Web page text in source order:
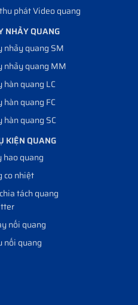
phát Video quang
NHẢY QUANG
nhảy quang SM
nhảy quang MM
hàn quang LC
hàn quang FC
hàn quang SC
KIỆN QUANG
hao quang
co nhiệt
tách quang
nối quang
nối quang